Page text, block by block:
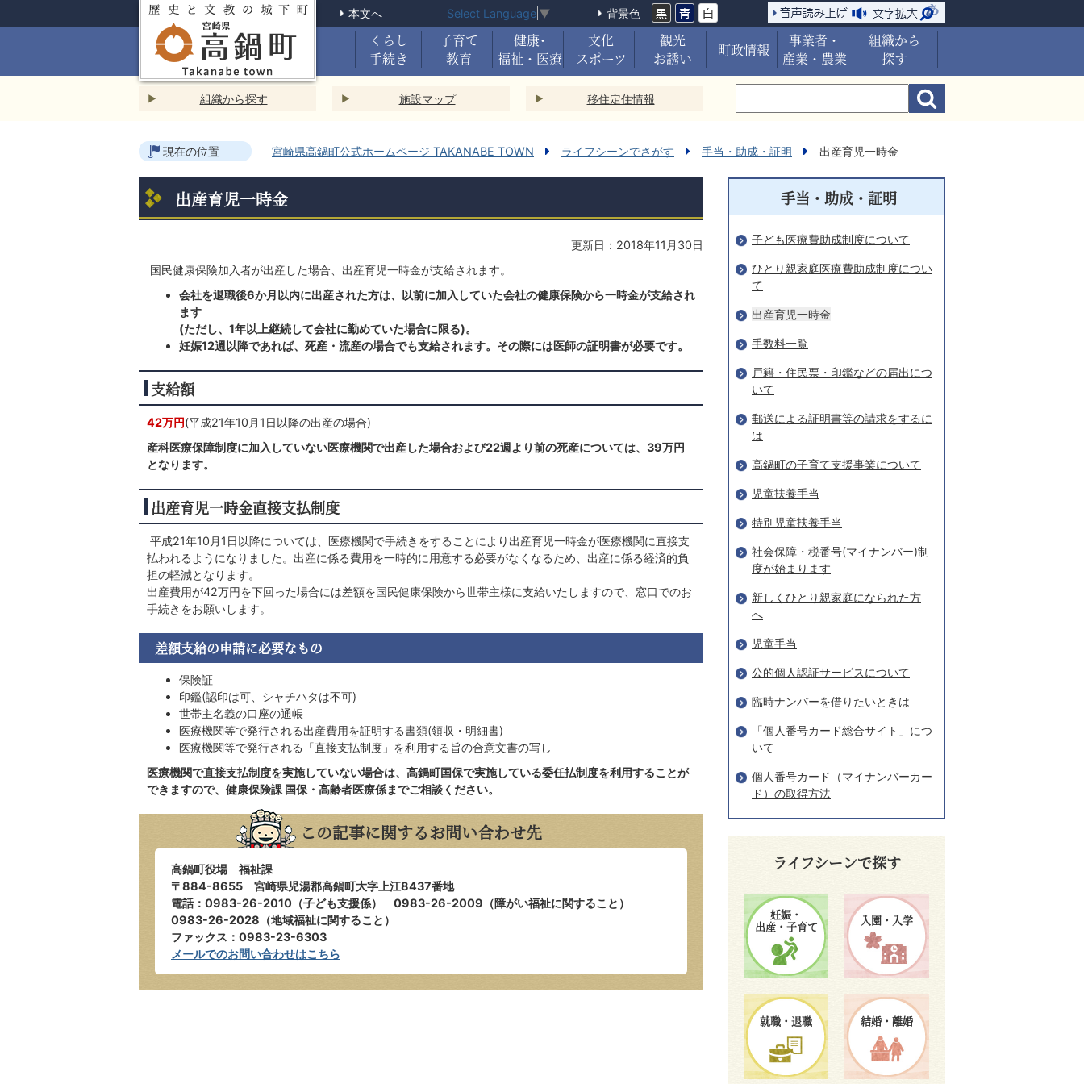
本文へ Select Language ▼ 背景色
くらし
手続き
子育て
教育
健康･
福祉・医療
文化
スポーツ
観光
お誘い
町政情報
事業者・
産業・農業
組織から
探す
組織から探す 施設マップ 移住定住情報
現在の位置 宮崎県高鍋町公式ホームページ TAKANABE TOWN ライフシーンでさがす 手当・助成・証明 出産育児一時金
出産育児一時金
更新日：2018年11月30日
国民健康保険加入者が出産した場合、出産育児一時金が支給されます。
会社を退職後6か月以内に出産された方は、以前に加入していた会社の健康保険から一時金が支給され
ます
(ただし、1年以上継続して会社に勤めていた場合に限る)。
妊娠12週以降であれば、死産・流産の場合でも支給されます。その際には医師の証明書が必要です。
支給額
42万円(平成21年10月1日以降の出産の場合)
産科医療保障制度に加入していない医療機関で出産した場合および22週より前の死産については、39万円
となります。
出産育児一時金直接支払制度
平成21年10月1日以降については、医療機関で手続きをすることにより出産育児一時金が医療機関に直接支
払われるようになりました。出産に係る費用を一時的に用意する必要がなくなるため、出産に係る経済的負
担の軽減となります。
出産費用が42万円を下回った場合には差額を国民健康保険から世帯主様に支給いたしますので、窓口でのお
手続きをお願いします。
差額支給の申請に必要なもの
保険証
印鑑(認印は可、シャチハタは不可)
世帯主名義の口座の通帳
医療機関等で発行される出産費用を証明する書類(領収・明細書)
医療機関等で発行される「直接支払制度」を利用する旨の合意文書の写し
医療機関で直接支払制度を実施していない場合は、高鍋町国保で実施している委任払制度を利用することが
できますので、健康保険課 国保・高齢者医療係までご相談ください。
この記事に関するお問い合わせ先
高鍋町役場 福祉課
〒884-8655 宮崎県児湯郡高鍋町大字上江8437番地
電話：0983-26-2010（子ども支援係） 0983-26-2009（障がい福祉に関すること）
0983-26-2028（地域福祉に関すること）
ファックス：0983-23-6303
メールでのお問い合わせはこちら
手当・助成・証明
子ども医療費助成制度について
ひとり親家庭医療費助成制度につい
て
出産育児一時金
手数料一覧
戸籍・住民票・印鑑などの届出につ
いて
郵送による証明書等の請求をするに
は
高鍋町の子育て支援事業について
児童扶養手当
特別児童扶養手当
社会保障・税番号(マイナンバー)制
度が始まります
新しくひとり親家庭になられた方
へ
児童手当
公的個人認証サービスについて
臨時ナンバーを借りたいときは
「個人番号カード総合サイト」につ
いて
個人番号カード（マイナンバーカー
ド）の取得方法
ライフシーンで探す
妊娠・
出産・子育て 入園・入学
就職・退職 結婚・離婚